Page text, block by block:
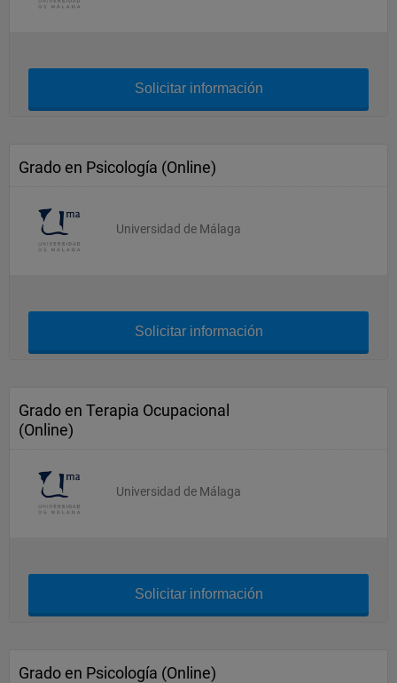
Solicitar información
Grado en Psicología (Online)
Universidad de Málaga
Solicitar información
Grado en Terapia Ocupacional
(Online)
Universidad de Málaga
Solicitar información
Grado en Psicología (Online)